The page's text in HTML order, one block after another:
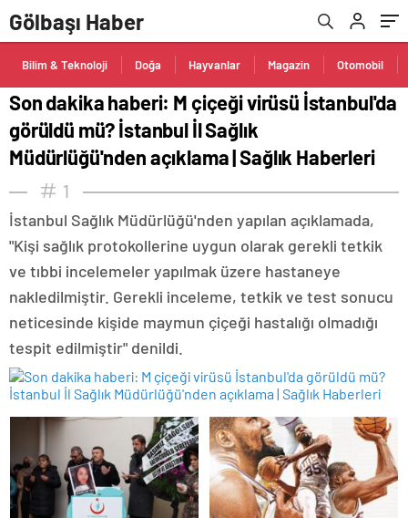
Gölbaşı Haber
Bilim & Teknoloji Doğa Hayvanlar Magazin Otomobil
Son dakika haberi: M çiçeği virüsü İstanbul'da
görüldü mü? İstanbul İl Sağlık
Müdürlüğü'nden açıklama | Sağlık Haberleri
1
İstanbul Sağlık Müdürlüğü'nden yapılan açıklamada,
"Kişi sağlık protokollerine uygun olarak gerekli tetkik
ve tıbbi incelemeler yapılmak üzere hastaneye
nakledilmiştir. Gerekli inceleme, tetkik ve test sonucu
neticesinde kişide maymun çiçeği hastalığı olmadığı
tespit edilmiştir" denildi.